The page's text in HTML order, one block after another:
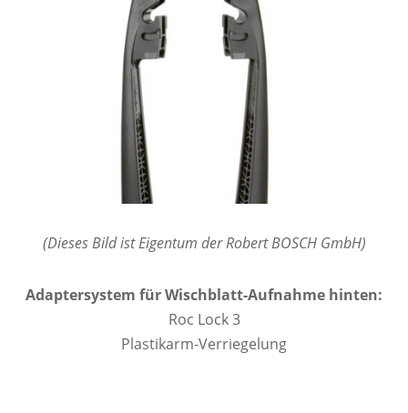
(Dieses Bild ist Eigentum der Robert BOSCH GmbH)
Adaptersystem für Wischblatt-Aufnahme hinten:
Roc Lock 3
Plastikarm-Verriegelung